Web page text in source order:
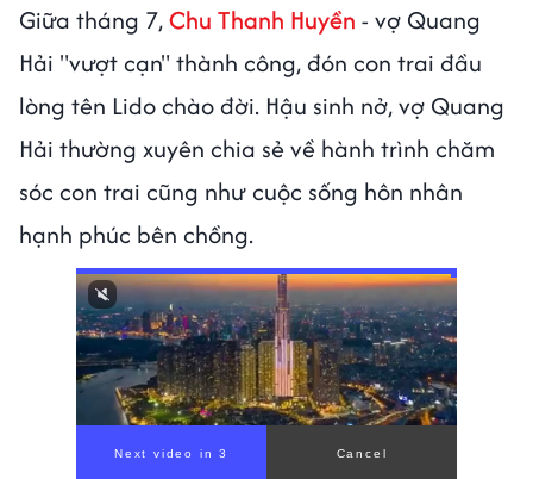
Giữa tháng 7,Chu Thanh Huyền - vợ Quang
Hải "vượt cạn" thành công, đón con trai đầu
lòng tên Lido chào đời. Hậu sinh nở, vợ Quang
Hải thường xuyên chia sẻ về hành trình chăm
sóc con trai cũng như cuộc sống hôn nhân
hạnh phúc bên chồng.